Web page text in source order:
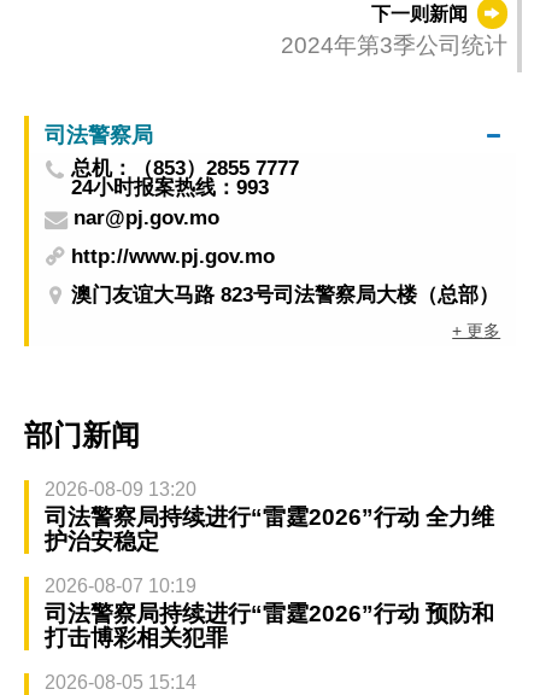
下一则新闻
2024年第3季公司统计
司法警察局
总机：（853）2855 7777
24小时报案热线：993
nar@pj.gov.mo
http://www.pj.gov.mo
澳门友谊大马路 823号司法警察局大楼（总部）
+ 更多
部门新闻
2026-08-09 13:20
司法警察局持续进行“雷霆2026”行动 全力维
护治安稳定
2026-08-07 10:19
司法警察局持续进行“雷霆2026”行动 预防和
打击博彩相关犯罪
2026-08-05 15:14